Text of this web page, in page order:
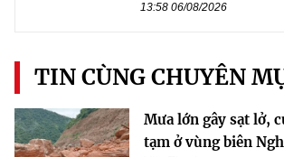
13:58 06/08/2026
TIN CÙNG CHUYÊN
Mưa lớn gây sạt lở,
tạm ở vùng biên